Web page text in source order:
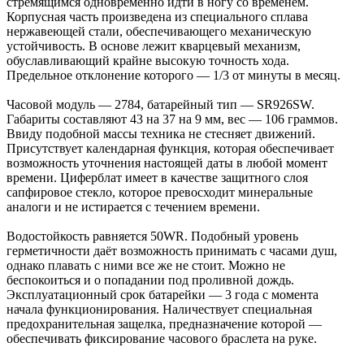
Корпусная часть произведена из специального сплава
нержавеющей стали, обеспечивающего механическую
устойчивость. В основе лежит кварцевый механизм,
обуславливающий крайне высокую точность хода.
Предельное отклонение которого — 1/3 от минуты в месяц.
Часовой модуль — 2784, батарейный тип — SR926SW.
Габариты составляют 43 на 37 на 9 мм, вес — 106 граммов.
Ввиду подобной массы техника не стесняет движений.
Присутствует календарная функция, которая обеспечивает
возможность уточнения настоящей даты в любой момент
времени. Циферблат имеет в качестве защитного слоя
сапфировое стекло, которое превосходит минеральные
аналоги и не истирается с течением времени.
Водостойкость равняется 50WR. Подобный уровень
герметичности даёт возможность принимать с часами душ,
однако плавать с ними все же не стоит. Можно не
беспокоиться и о попадании под проливной дождь.
Эксплуатационный срок батарейки — 3 года с момента
начала функционирования. Наличествует специальная
предохранительная защелка, предназначение которой —
обеспечивать фиксирование часового браслета на руке.